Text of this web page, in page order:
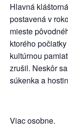
Hlavná
postavená v
mieste
ktorého
kultúrnou
zrušil. Neskôr
súkenka a
Viac osobne.